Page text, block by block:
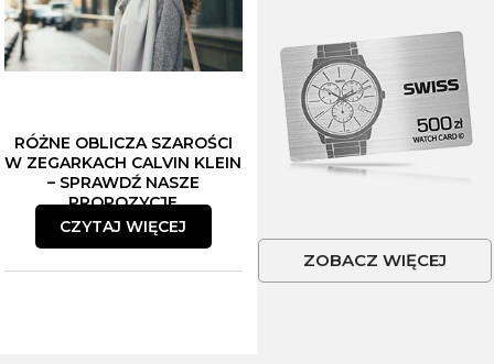
RÓŻNE OBLICZA SZAROŚCI
W ZEGARKACH CALVIN KLEIN
– SPRAWDŹ NASZE
PROPOZYCJE
CZYTAJ WIĘCEJ
ZOBACZ WIĘCEJ